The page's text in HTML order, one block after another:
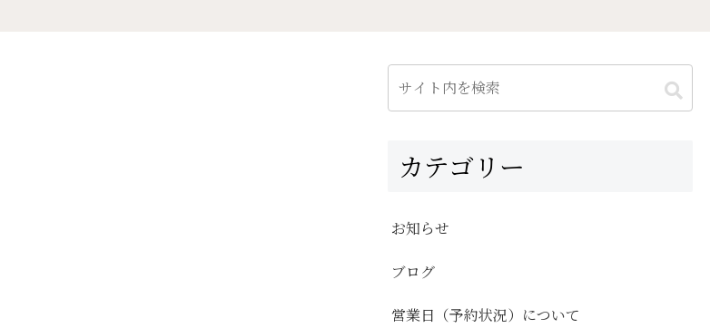
カテゴリー
お知らせ
ブログ
営業日（予約状況）について